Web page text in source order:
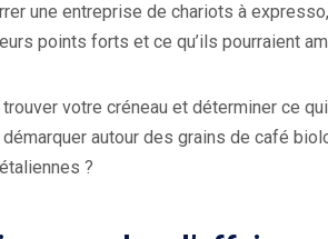
une entreprise de chariots à
points forts et ce qu’ils pourraient
votre créneau et déterminer ce
autour des grains de café
?